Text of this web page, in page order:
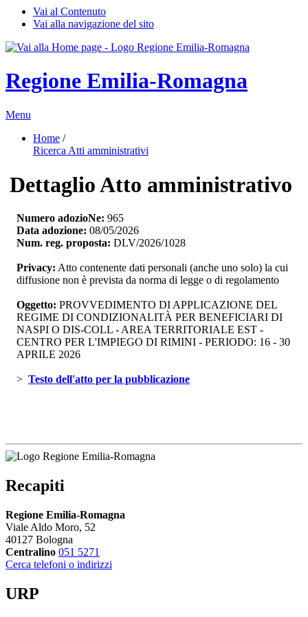
Vai al Contenuto
Vai alla navigazione del sito
Regione Emilia-Romagna
Menu
Home /
Ricerca Atti amministrativi
Dettaglio Atto amministrativo
Numero adozioNe: 965
Data adozione: 08/05/2026
Num. reg. proposta: DLV/2026/1028
Privacy: Atto contenente dati personali (anche uno solo) la cui
diffusione non è prevista da norma di legge o di regolamento
Oggetto: PROVVEDIMENTO DI APPLICAZIONE DEL
REGIME DI CONDIZIONALITÀ PER BENEFICIARI DI
NASPI O DIS-COLL - AREA TERRITORIALE EST -
CENTRO PER L'IMPIEGO DI RIMINI - PERIODO: 16 - 30
APRILE 2026
> Testo dell'atto per la pubblicazione
Recapiti
Regione Emilia-Romagna
Viale Aldo Moro, 52
40127 Bologna
Centralino 051 5271
Cerca telefoni o indirizzi
URP